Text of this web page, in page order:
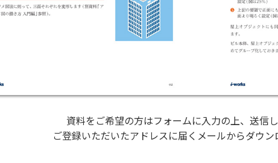
資料をご希望の方はフォームに入力の上、送信し
ご登録いただいたアドレスに届くメールからダウン